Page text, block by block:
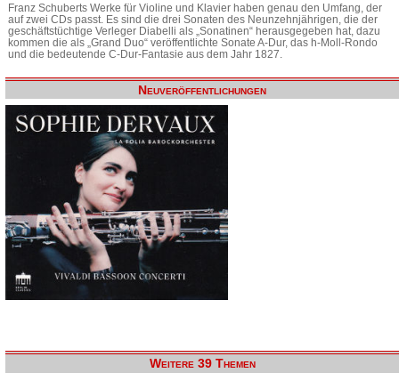
Franz Schuberts Werke für Violine und Klavier haben genau den Umfang, der
auf zwei CDs passt. Es sind die drei Sonaten des Neunzehnjährigen, die der
geschäftstüchtige Verleger Diabelli als „Sonatinen“ herausgegeben hat, dazu
kommen die als „Grand Duo“ veröffentlichte Sonate A-Dur, das h-Moll-Rondo
und die bedeutende C-Dur-Fantasie aus dem Jahr 1827.
Neuveröffentlichungen
Weitere 39 Themen